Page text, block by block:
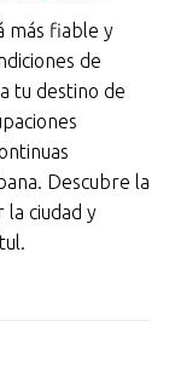
más fiable y
de
tu destino de
Descubre la
ciudad y